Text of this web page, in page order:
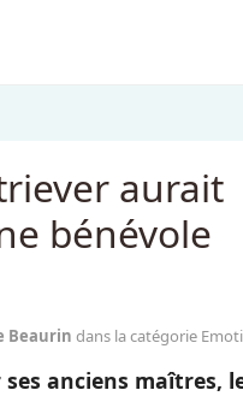
aurait
bénévole
Beaurin dans la catégorie
anciens maîtres,